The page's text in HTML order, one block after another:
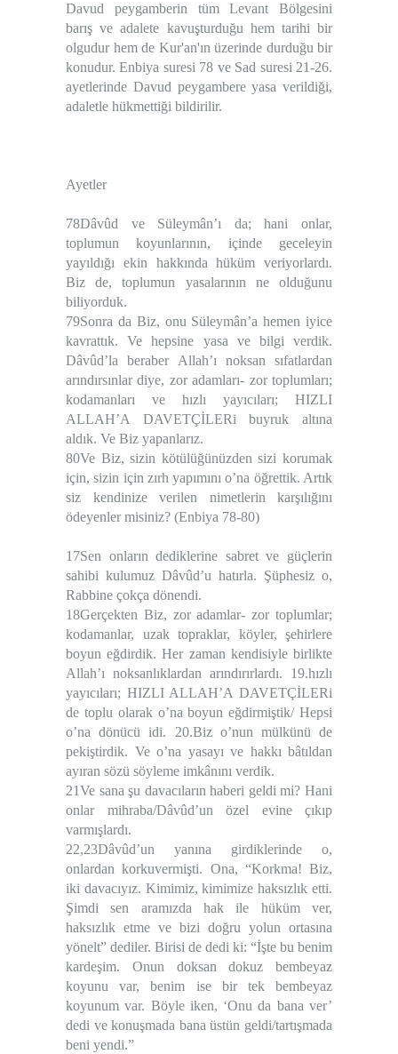
Davud peygamberin tüm Levant Bölgesini
barış ve adalete kavuşturduğu hem tarihi bir
olgudur hem de Kur'an'ın üzerinde durduğu bir
konudur. Enbiya suresi 78 ve Sad suresi 21-26.
ayetlerinde Davud peygambere yasa verildiği,
adaletle hükmettiği bildirilir.
Ayetler
78Dâvûd ve Süleymân’ı da; hani onlar,
toplumun koyunlarının, içinde geceleyin
yayıldığı ekin hakkında hüküm veriyorlardı.
Biz de, toplumun yasalarının ne olduğunu
biliyorduk.
79Sonra da Biz, onu Süleymân’a hemen iyice
kavrattık. Ve hepsine yasa ve bilgi verdik.
Dâvûd’la beraber Allah’ı noksan sıfatlardan
arındırsınlar diye, zor adamları- zor toplumları;
kodamanları ve hızlı yayıcıları; HIZLI
ALLAH’A DAVETÇİLERi buyruk altına
aldık. Ve Biz yapanlarız.
80Ve Biz, sizin kötülüğünüzden sizi korumak
için, sizin için zırh yapımını o’na öğrettik. Artık
siz kendinize verilen nimetlerin karşılığını
ödeyenler misiniz? (Enbiya 78-80)
17Sen onların dediklerine sabret ve güçlerin
sahibi kulumuz Dâvûd’u hatırla. Şüphesiz o,
Rabbine çokça dönendi.
18Gerçekten Biz, zor adamlar- zor toplumlar;
kodamanlar, uzak topraklar, köyler, şehirlere
boyun eğdirdik. Her zaman kendisiyle birlikte
Allah’ı noksanlıklardan arındırırlardı. 19.hızlı
yayıcıları; HIZLI ALLAH’A DAVETÇİLERi
de toplu olarak o’na boyun eğdirmiştik/ Hepsi
o’na dönücü idi. 20.Biz o’nun mülkünü de
pekiştirdik. Ve o’na yasayı ve hakkı bâtıldan
ayıran sözü söyleme imkânını verdik.
21Ve sana şu davacıların haberi geldi mi? Hani
onlar mihraba/Dâvûd’un özel evine çıkıp
varmışlardı.
22,23Dâvûd’un yanına girdiklerinde o,
onlardan korkuvermişti. Ona, “Korkma! Biz,
iki davacıyız. Kimimiz, kimimize haksızlık etti.
Şimdi sen aramızda hak ile hüküm ver,
haksızlık etme ve bizi doğru yolun ortasına
yönelt” dediler. Birisi de dedi ki: “İşte bu benim
kardeşim. Onun doksan dokuz bembeyaz
koyunu var, benim ise bir tek bembeyaz
koyunum var. Böyle iken, ‘Onu da bana ver’
dedi ve konuşmada bana üstün geldi/tartışmada
beni yendi.”